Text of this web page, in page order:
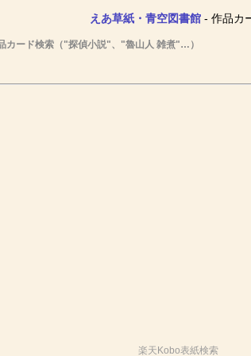
えあ草紙・青空図書館- 作品カ
カード検索（"探偵小説"、"魯山人 雑煮"…）
楽天Kobo表紙検索